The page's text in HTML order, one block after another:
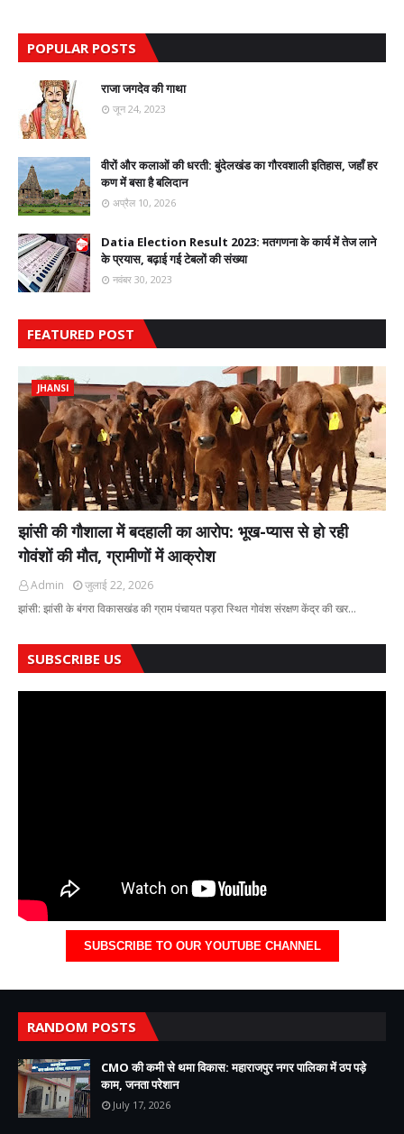
POPULAR POSTS
राजा जगदेव की गाथा
जून 24, 2023
वीरों और कलाओं की धरती: बुंदेलखंड का गौरवशाली इतिहास, जहाँ हर
कण में बसा है बलिदान
अप्रैल 10, 2026
Datia Election Result 2023: मतगणना के कार्य में तेज लाने
के प्रयास, बढ़ाई गई टेबलों की संख्या
नवंबर 30, 2023
FEATURED POST
JHANSI
झांसी की गौशाला में बदहाली का आरोप: भूख-प्यास से हो रही
गोवंशों की मौत, ग्रामीणों में आक्रोश
Admin
जुलाई 22, 2026
झांसी: झांसी के बंगरा विकासखंड की ग्राम पंचायत पड़रा स्थित गोवंश संरक्षण केंद्र की खर…
SUBSCRIBE US
SUBSCRIBE TO OUR YOUTUBE CHANNEL
RANDOM POSTS
CMO की कमी से थमा विकास: महाराजपुर नगर पालिका में ठप पड़े
काम, जनता परेशान
July 17, 2026